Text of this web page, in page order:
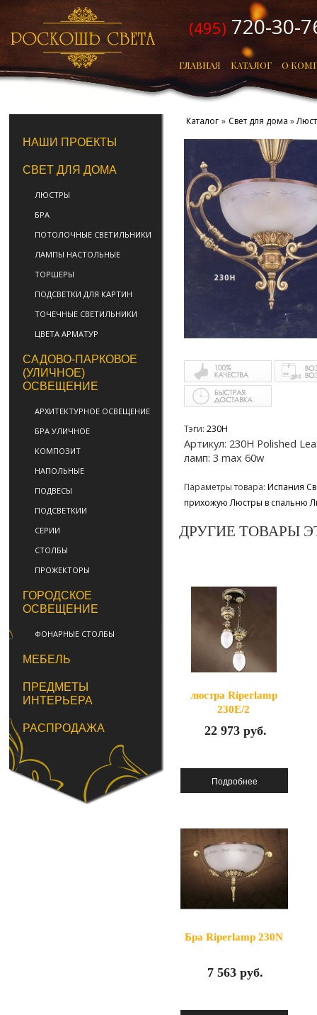
ГЛАВНАЯ КАТАЛОГ О
(495) 720-30-
НАШИ ПРОЕКТЫ
СВЕТ ДЛЯ ДОМА
ЛЮСТРЫ
БРА
ПОТОЛОЧНЫЕ СВЕТИЛЬНИКИ
ЛАМПЫ НАСТОЛЬНЫЕ
ТОРШЕРЫ
ПОДСВЕТКИ ДЛЯ КАРТИН
ТОЧЕЧНЫЕ СВЕТИЛЬНИКИ
ЦВЕТА АРМАТУР
САДОВО-ПАРКОВОЕ
(УЛИЧНОЕ)
ОСВЕЩЕНИЕ
АРХИТЕКТУРНОЕ ОСВЕЩЕНИЕ
БРА УЛИЧНОЕ
КОМПОЗИТ
НАПОЛЬНЫЕ
ПОДВЕСЫ
ПОДСВЕТКИИ
СЕРИИ
СТОЛБЫ
ПРОЖЕКТОРЫ
ГОРОДСКОЕ
ОСВЕЩЕНИЕ
ФОНАРНЫЕ СТОЛБЫ
МЕБЕЛЬ
ПРЕДМЕТЫ
ИНТЕРЬЕРА
РАСПРОДАЖА
Каталог » Свет для дома »
Тэги:230H
Артикул: 230H Polished
ламп: 3 max 60w
Параметры товара:Испания
прихожую Люстры в спальню
ДРУГИЕ ТОВАРЫ
люстра Riperlamp
230E/2
22 973 руб.
Бра Riperlamp 230N
7 563 руб.